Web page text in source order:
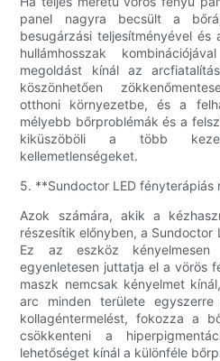
panel nagyra becsült a
besugárzási teljesítményével
hullámhosszak
megoldást kínál az
köszönhetően
otthoni környezetbe, és a
mélyebb bőrproblémák és a
kiküszöböli a több
kellemetlenségeket.
5. **Sundoctor LED fényterápiás
Azok számára, akik a
részesítik előnyben, a Sundoctor
Ez az eszköz
egyenletesen juttatja el a vörös
maszk nemcsak kényelmet
arc minden területe
kollagéntermelést, fokozza a
csökkenteni a
lehetőséget kínál a különféle